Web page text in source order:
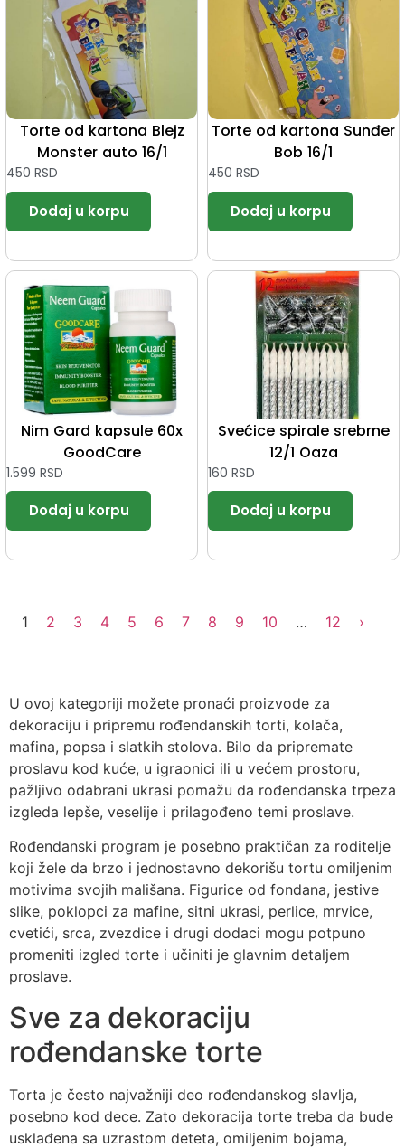
Torte od kartona Blejz
Monster auto 16/1
450 RSD
Torte od kartona Sunđer
Bob 16/1
450 RSD
Nim Gard kapsule 60x
GoodCare
1.599 RSD
Svećice spirale srebrne
12/1 Oaza
160 RSD
1 2 3 4 5 6 7 8 9 10 … 12 ›
U ovoj kategoriji možete pronaći proizvode za
dekoraciju i pripremu rođendanskih torti, kolača,
mafina, popsa i slatkih stolova. Bilo da pripremate
proslavu kod kuće, u igraonici ili u većem prostoru,
pažljivo odabrani ukrasi pomažu da rođendanska trpeza
izgleda lepše, veselije i prilagođeno temi proslave.
Rođendanski program je posebno praktičan za roditelje
koji žele da brzo i jednostavno dekorišu tortu omiljenim
motivima svojih mališana. Figurice od fondana, jestive
slike, poklopci za mafine, sitni ukrasi, perlice, mrvice,
cvetići, srca, zvezdice i drugi dodaci mogu potpuno
promeniti izgled torte i učiniti je glavnim detaljem
proslave.
Sve za dekoraciju
rođendanske torte
Torta je često najvažniji deo rođendanskog slavlja,
posebno kod dece. Zato dekoracija torte treba da bude
usklađena sa uzrastom deteta, omiljenim bojama,